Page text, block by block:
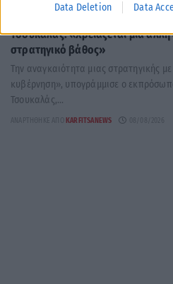
Data Deletion Data
Τσουκαλάς: «Χρειάζεται μια άλλη
στρατηγικό βάθος»
Την αναγκαιότητα μιας στρατηγικής
κυβέρνηση», υπογράμμισε ο
Τσουκαλάς,...
ΑΝΑΡΤΉΘΗΚΕ ΑΠΌ KARFITSANEWS